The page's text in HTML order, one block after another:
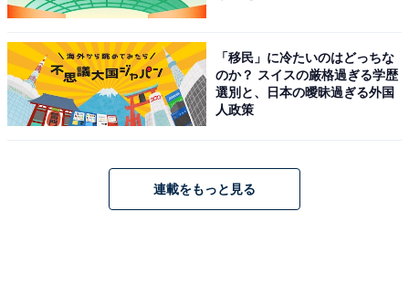
こちらもおすすめ
運転マナーがよさそうだと思う九州地方のナン
バープレートの地名ランキング！ 2位「宮崎
（宮崎県）」を抑えた1位は？【2025年調査】
「移民」に冷たいのはどっちな
のか？ スイスの厳格過ぎる学歴
選別と、日本の曖昧過ぎる外国
人政策
連載をもっと見る